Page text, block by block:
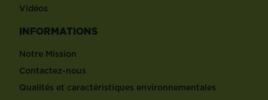
Vidéos
INFORMATIONS
Notre Mission
Contactez-nous
Qualités et caractéristiques environnementales